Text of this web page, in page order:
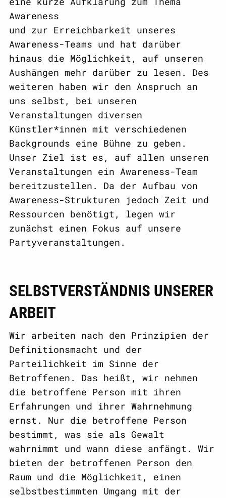
Awareness
und zur Erreichbarkeit unseres
Awareness-Teams und hat darüber
hinaus die Möglichkeit, auf unseren
Aushängen mehr darüber zu lesen. Des
weiteren haben wir den Anspruch an
uns selbst, bei unseren
Veranstaltungen diversen
Künstler*innen mit verschiedenen
Backgrounds eine Bühne zu geben.
Unser Ziel ist es, auf allen unseren
Veranstaltungen ein Awareness-Team
bereitzustellen. Da der Aufbau von
Awareness-Strukturen jedoch Zeit und
Ressourcen benötigt, legen wir
zunächst einen Fokus auf unsere
Partyveranstaltungen.
SELBSTVERSTÄNDNIS UNSERER
ARBEIT
Wir arbeiten nach den Prinzipien der
Definitionsmacht und der
Parteilichkeit im Sinne der
Betroffenen. Das heißt, wir nehmen
die betroffene Person mit ihren
Erfahrungen und ihrer Wahrnehmung
ernst. Nur die betroffene Person
bestimmt, was sie als Gewalt
wahrnimmt und wann diese anfängt. Wir
bieten der betroffenen Person den
Raum und die Möglichkeit, einen
selbstbestimmten Umgang mit der